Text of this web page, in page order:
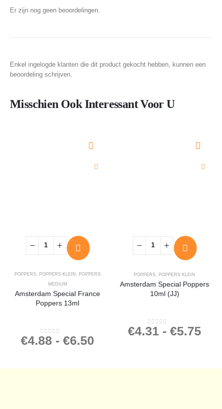
Er zijn nog geen beoordelingen.
Enkel ingelogde klanten die dit product gekocht hebben, kunnen een
beoordeling schrijven.
Misschien Ook Interessant Voor U
POPPERS POPPERS KLEIN
POPPERS
MEDIUM
Amsterdam Special France
Poppers 13ml
0out of 5
€4.88 - €6.50
POPPERS POPPERS KLEIN
Amsterdam Special Poppers
10ml (JJ)
0out of 5
€4.31 - €5.75